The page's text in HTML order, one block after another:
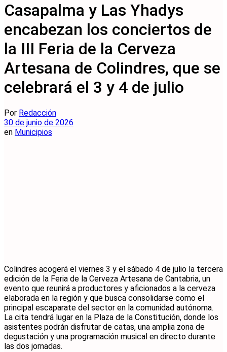
Casapalma y Las Yhadys
encabezan los conciertos de
la III Feria de la Cerveza
Artesana de Colindres, que se
celebrará el 3 y 4 de julio
Por Redacción
30 de junio de 2026
en Municipios
Colindres acogerá el viernes 3 y el sábado 4 de julio la tercera
edición de la Feria de la Cerveza Artesana de Cantabria, un
evento que reunirá a productores y aficionados a la cerveza
elaborada en la región y que busca consolidarse como el
principal escaparate del sector en la comunidad autónoma.
La cita tendrá lugar en la Plaza de la Constitución, donde los
asistentes podrán disfrutar de catas, una amplia zona de
degustación y una programación musical en directo durante
las dos jornadas.